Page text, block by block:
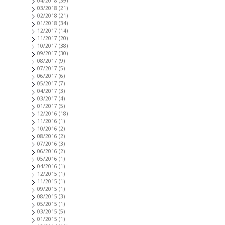
03/2018 (21)
02/2018 (21)
01/2018 (34)
12/2017 (14)
11/2017 (20)
10/2017 (38)
09/2017 (30)
08/2017 (9)
07/2017 (5)
06/2017 (6)
05/2017 (7)
04/2017 (3)
03/2017 (4)
01/2017 (5)
12/2016 (18)
11/2016 (1)
10/2016 (2)
08/2016 (2)
07/2016 (3)
06/2016 (2)
05/2016 (1)
04/2016 (1)
12/2015 (1)
11/2015 (1)
09/2015 (1)
08/2015 (3)
05/2015 (1)
03/2015 (5)
01/2015 (1)